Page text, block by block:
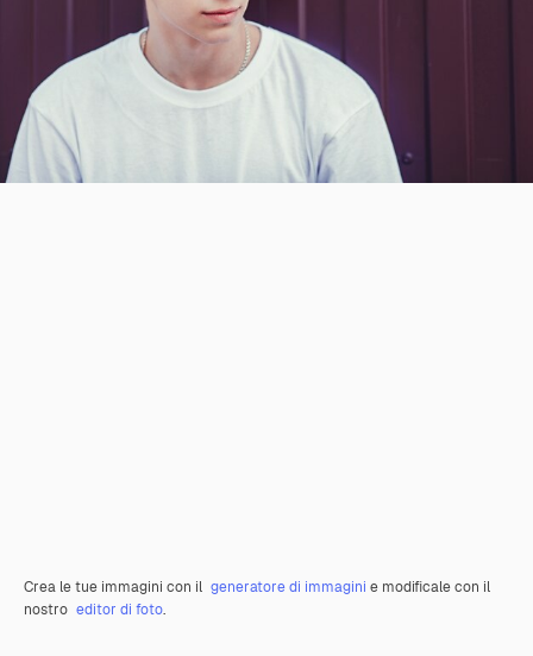
Crea le tue immagini con il generatore di immagini e modificale con il
nostro editor di foto.